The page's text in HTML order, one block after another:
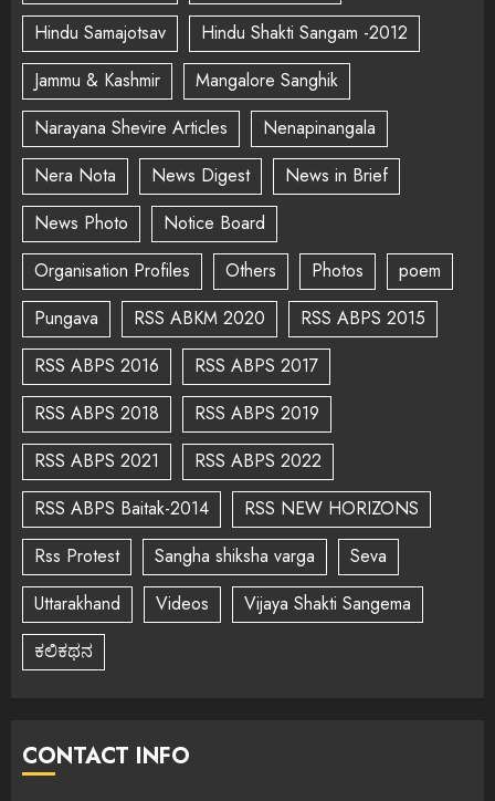
Hindu Samajotsav
Hindu Shakti Sangam -2012
Jammu & Kashmir
Mangalore Sanghik
Narayana Shevire Articles
Nenapinangala
Nera Nota
News Digest
News in Brief
News Photo
Notice Board
Organisation Profiles
Others Photos
poem
Pungava
RSS ABKM 2020
RSS ABPS 2015
RSS ABPS 2016
RSS ABPS 2017
RSS ABPS 2018
RSS ABPS 2019
RSS ABPS 2021
RSS ABPS 2022
RSS ABPS Baitak-2014
RSS NEW HORIZONS
Rss Protest
Sangha shiksha varga
Seva
Uttarakhand
Videos
Vijaya Shakti Sangema
ಕಲಿಕಥನ
CONTACT INFO